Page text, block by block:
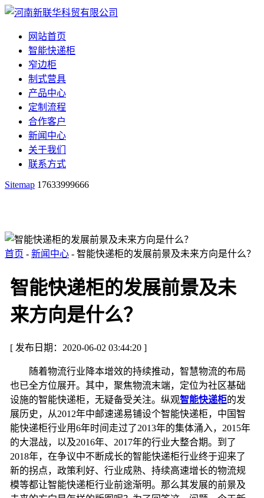
网站首页
智能快递柜
窄边柜
制式营具
产品中心
定制流程
合作客户
新闻中心
关于我们
联系方式
Sitemap 17633999666
首页 - 新闻中心 - 智能快递柜的发展前景及未来方向是什么？
智能快递柜的发展前景及未
来方向是什么？
[ 发布日期：2020-06-02 03:44:20 ]
随着物流行业降本增效的持续推动，智慧物流的布局
也已全方位展开。其中，聚焦物流末端，定位为社区基础
设施的智能快递柜，无疑备受关注。纵观智能快递柜的发
展历史，从2012年中邮速递易铺设个智能快递柜，中国智
能快递柜行业用6年时间走过了2013年的集体涌入， 2015年
的大混战，以及2016年、 2017年的行业大整合期。到了
2018年，在争议中不断成长的智能快递柜行业终于迎来了
新的拐点，政策利好、行业成熟、持续高速增长的物流规
模等都让智能快递柜行业前途渐明。那么其发展的前景及